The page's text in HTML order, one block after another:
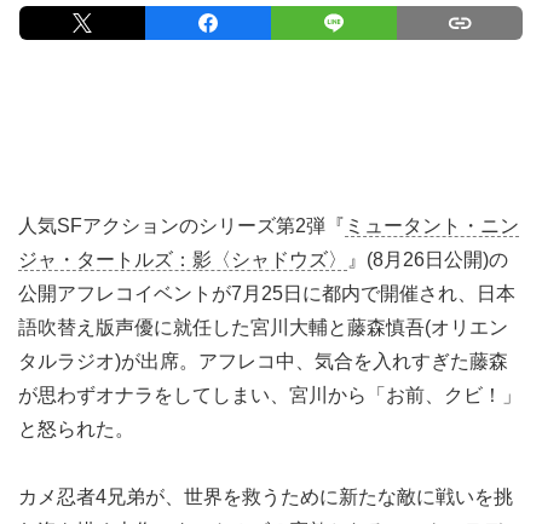
藤森慎吾、アフレコ中にオナラ！宮川大輔が
人気SFアクションのシリーズ第2弾『ミュータント・ニン
ジャ・タートルズ：影〈シャドウズ〉』(8月26日公開)の
公開アフレコイベントが7月25日に都内で開催され、日本
語吹替え版声優に就任した宮川大輔と藤森慎吾(オリエン
が思わずオナラをしてしまい、宮川から「お前、クビ！」